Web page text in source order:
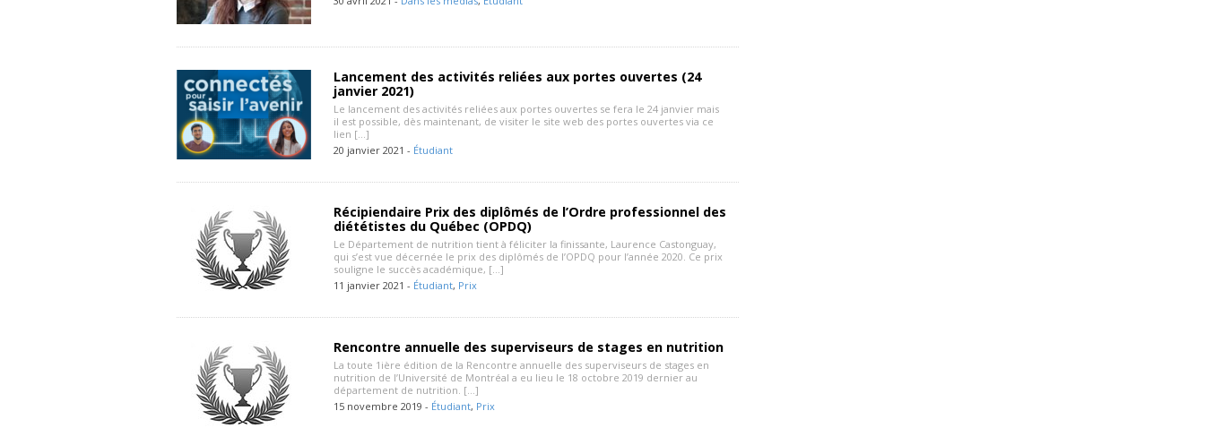
Lancement des activités reliées aux portes ouvertes (24
janvier 2021)
Le lancement des activités reliées aux portes ouvertes se fera le 24 janvier mais
il est possible, dès maintenant, de visiter le site web des portes ouvertes via ce
lien […]
20 janvier 2021 - Étudiant
Récipiendaire Prix des diplômés de l’Ordre professionnel des
diététistes du Québec (OPDQ)
Le Département de nutrition tient à féliciter la finissante, Laurence Castonguay,
qui s’est vue décernée le prix des diplômés de l’OPDQ pour l’année 2020. Ce prix
souligne le succès académique, […]
11 janvier 2021 - Étudiant, Prix
Rencontre annuelle des superviseurs de stages en nutrition
La toute 1ière édition de la Rencontre annuelle des superviseurs de stages en
nutrition de l’Université de Montréal a eu lieu le 18 octobre 2019 dernier au
département de nutrition. […]
15 novembre 2019 - Étudiant, Prix